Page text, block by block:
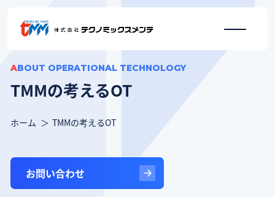
ABOUT OPERATIONAL TECHNOLOGY
TMMの考えるOT
ホーム TMMの考えるOT
お問い合わせ